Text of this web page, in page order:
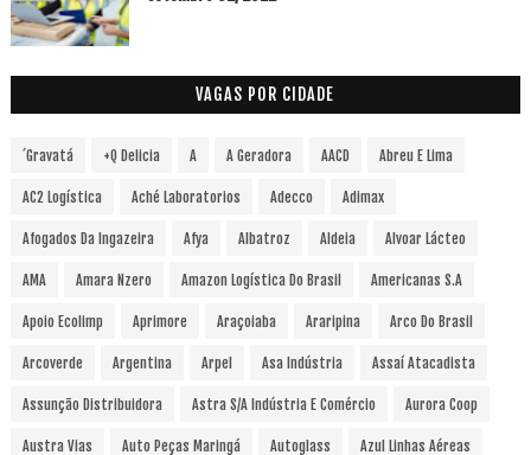
VAGAS POR CIDADE
´Gravatá +Q Delicia A A Geradora AACD Abreu E Lima
AC2 Logística Aché Laboratorios Adecco Adimax
Afogados Da Ingazeira Afya Albatroz Aldeia Alvoar Lácteo
AMA Amara Nzero Amazon Logística Do Brasil Americanas S.A
Apoio Ecolimp Aprimore Araçoiaba Araripina Arco Do Brasil
Arcoverde Argentina Arpel Asa Indústria Assaí Atacadista
Assunção Distribuidora Astra S/A Indústria E Comércio Aurora Coop
Austra Vias Auto Peças Maringá Autoglass Azul Linhas Aéreas